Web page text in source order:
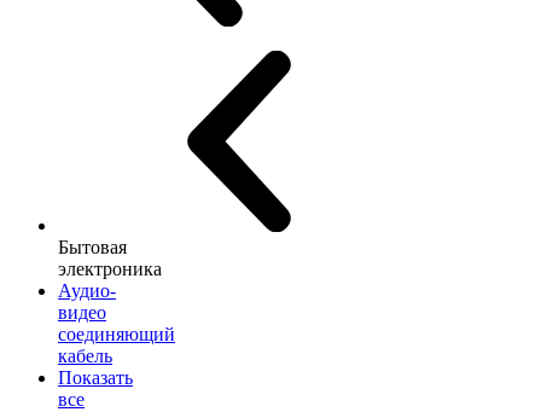
Бытовая
электроника
Аудио-
видео
соединяющий
кабель
Показать
все